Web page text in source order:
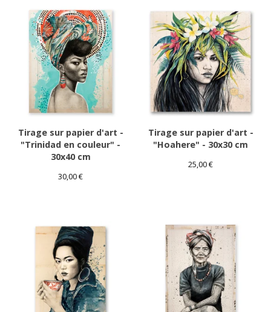
Tirage sur papier d'art -
"Trinidad en couleur" -
30x40 cm
30,00€
Tirage sur papier d'art -
"Hoahere" - 30x30 cm
25,00€